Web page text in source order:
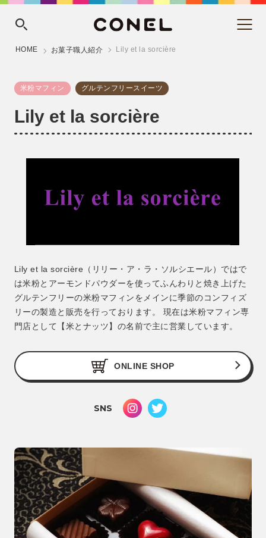
HOME お菓子職人紹介 Lily et la sorcière
米粉マフィン グルテンフリースイーツ
Lily et la sorcière
Lily et la sorcière（リリー・ア・ラ・ソルシエール）ではで
は米粉とアーモンドパウダーを使ってふんわりと焼き上げた
グルテンフリーの米粉マフィンをメインに季節のコンフィズ
リーの製造と販売を行っております。 現在は米粉マフィン専
門店として【米とナッツ】の名前で主に営業しています。
ONLINE SHOP
SNS